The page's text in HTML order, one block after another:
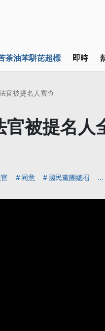
茶油苯駢芘超標 即時
官被提名人審查
官被提名人
同意 國民黨團總召 ...